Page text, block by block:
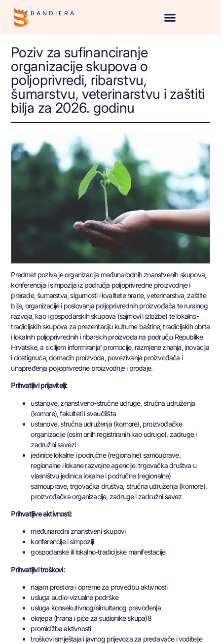
BANDIERA
Poziv za sufinanciranje
organizacije skupova o
poljoprivredi, ribarstvu,
šumarstvu, veterinarstvu i zaštiti
bilja za 2026. godinu
Predmet poziva je organizacija međunarodnih znanstvenih skupova,
konferencija i simpozija iz područja poljoprivredne proizvodnje i
prerade, šumarstva, sigurnosti i kvalitete hrane, veterinarstva, zaštite
bilja, organizacije i poslovanja poljoprivrednih proizvođača te ruralnog
razvoja, kao i gospodarskih skupova (sajmovi i izložbe) te lokalno-
tradicijskih skupova za prezentaciju kulturne baštine, tradicijskih obrta
i lokalnih poljoprivrednih i ribarskih proizvoda na području Republike
Hrvatske, a s ciljem informiranja’ promocije, razmjene znanja, inovacija
i dostignuća, domaćih proizvoda, povezivanja proizvođača i
unapređenja poljoprivredne proizvodnje i prodaje.
Prihvatljivi prijavitelji:
ustanove, znanstveno-stručne udruge, stručna udruženja
(komore), fakulteti i sveučilišta
ustanove, stručna udruženja (komore), proizvođačke
organizacije (osim onih registriranih kao udruge), zadruge i
zadružni savezi
jedinice lokalne i područne (regionalne) samouprave,
regionalne i lokane razvojne agencije, trgovačka društva u
vlasništvu jedinica lokalne i područne (regionalne)
samouprave, trgovačka društva, stručna udruženja (komore),
proizvođačke organizacije, zadruge i zadružni savez
Prihvatljive aktivnosti:
međunarodni znanstveni skupovi
konferencije i simpoziji
gospodarske ili lokalno-tradicijske manifestacije
Prihvatljivi troškovi:
najam prostora i opreme za provedbu aktivnosti
usluga audio-vizualne podrške
usluga konsekutivnog/simultanog prevođenja
okrjepa (hrana i piće za sudionike skupa)8
promidžba aktivnosti
troškovi smještaja i javnog prijevoza za predavače i voditelje